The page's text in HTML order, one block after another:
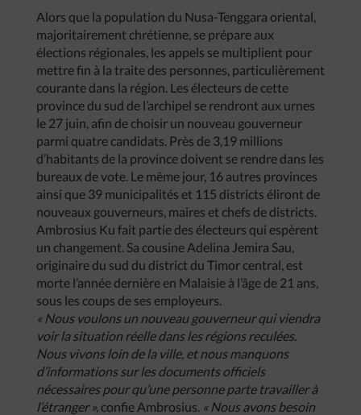
Alors que la population du Nusa-Tenggara oriental,
majoritairement chrétienne, se prépare aux
élections régionales, les appels se multiplient pour
mettre fin à la traite des personnes, particulièrement
courante dans la région. Les électeurs de cette
province du sud de l’archipel se rendront aux urnes
le 27 juin, afin de choisir un nouveau gouverneur
parmi quatre candidats. Près de 3,19 millions
d’habitants de la province doivent se rendre dans les
bureaux de vote. Le même jour, 16 autres provinces
ainsi que 39 municipalités et 115 districts éliront de
nouveaux gouverneurs, maires et chefs de districts.
Ambrosius Ku fait partie des électeurs qui espèrent
un changement. Sa cousine Adelina Jemira Sau,
originaire du sud du district du Timor central, est
morte l’année dernière en Malaisie à l’âge de 21 ans,
sous les coups de ses employeurs.
« Nous voulons un nouveau gouverneur qui viendra
voir la situation réelle dans les régions reculées.
Nous vivons loin de la ville, et nous manquons
d’informations sur les documents officiels
nécessaires pour qu’une personne parte travailler à
l’étranger », confie Ambrosius. « Nous avons besoin